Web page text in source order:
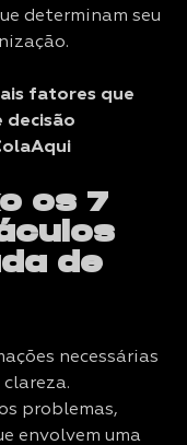
determinam seu
fatores que
decisão
os 7
de
necessárias
problemas,
envolvem uma